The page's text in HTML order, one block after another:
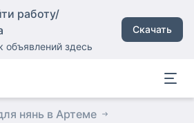
работу/
объявлений здесь
Скачать
нянь в Артеме